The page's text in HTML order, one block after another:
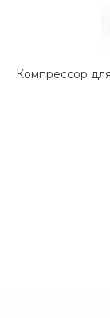
Компрессор